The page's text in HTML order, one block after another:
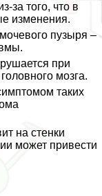
за того, что в
изменения.
пузыря –
при
мозга.
таких
на стенки
может привести